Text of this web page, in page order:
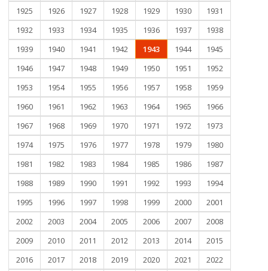
1925
1926 1927 1928 1929 1930
1931
1932
1933 1934 1935 1936 1937
1938
1939
1940 1941 1942 1943 1944
1945
1946
1947 1948 1949 1950 1951
1952
1953
1954 1955 1956 1957 1958
1959
1960
1961 1962 1963 1964 1965
1966
1967
1968 1969 1970 1971 1972
1973
1974
1975 1976 1977 1978 1979
1980
1981
1982 1983 1984 1985 1986
1987
1988
1989 1990 1991 1992 1993
1994
1995
1996 1997 1998 1999 2000
2001
2002
2003 2004 2005 2006 2007
2008
2009
2010 2011 2012 2013 2014
2015
2016
2017 2018 2019 2020 2021
2022